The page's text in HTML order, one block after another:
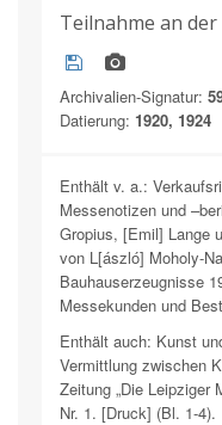
Teilnahme an
Archivalien-Signatur:
Datierung: 1920, 1924
Enthält v. a.:
Messenotizen und
Gropius, [Emil] Lange
von L[ászló] Moholy-
Bauhauserzeugnisse
Messekunden und
Enthält auch: Kunst
Vermittlung zwischen
Zeitung „Die Leipziger
Nr. 1. [Druck] (Bl. 1-4).